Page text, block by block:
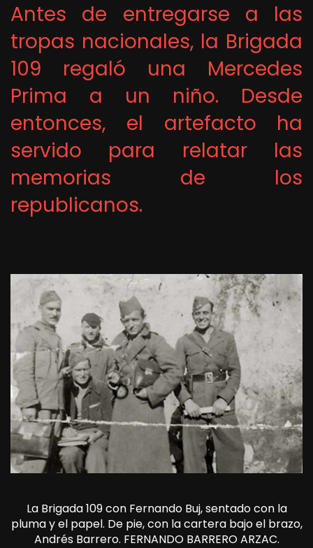
Antes de entregarse a las
tropas nacionales, la Brigada
109 regaló una Mercedes
Prima a un niño. Desde
entonces, el artefacto ha
servido para relatar las
memorias de los
republicanos.
La Brigada 109 con Fernando Buj, sentado con la
pluma y el papel. De pie, con la cartera bajo el brazo,
Andrés Barrero. FERNANDO BARRERO ARZAC.